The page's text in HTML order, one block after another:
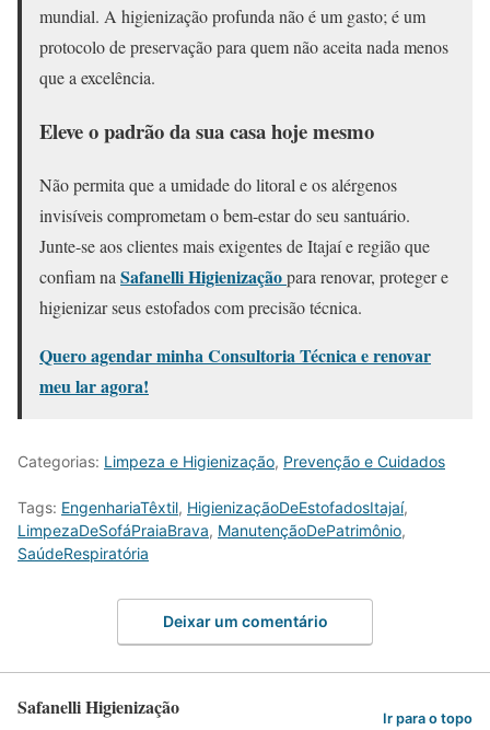
mundial. A higienização profunda não é um gasto; é um
protocolo de preservação para quem não aceita nada menos
que a excelência.
Eleve o padrão da sua casa hoje mesmo
Não permita que a umidade do litoral e os alérgenos
invisíveis comprometam o bem-estar do seu santuário.
Junte-se aos clientes mais exigentes de Itajaí e região que
confiam na Safanelli Higienizaçãopara renovar, proteger e
higienizar seus estofados com precisão técnica.
Quero agendar minha Consultoria Técnica e renovar
meu lar agora!
Categorias: Limpeza e Higienização, Prevenção e Cuidados
Tags: EngenhariaTêxtil, HigienizaçãoDeEstofadosItajaí,
LimpezaDeSofáPraiaBrava, ManutençãoDePatrimônio,
SaúdeRespiratória
Deixar um comentário
Safanelli Higienização Ir para o topo